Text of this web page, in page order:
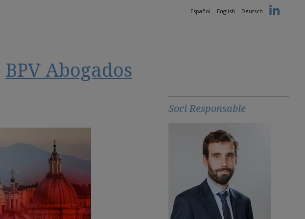
Español English Deutsch
BPV Abogados
Soci Responsable